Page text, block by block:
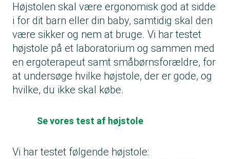
Højstolen skal være ergonomisk god at sidde
i for dit barn eller din baby, samtidig skal den
være sikker og nem at bruge. Vi har testet
højstole på et laboratorium og sammen med
en ergoterapeut samt småbørnsforældre, for
at undersøge hvilke højstole, der er gode, og
hvilke, du ikke skal købe.
Se vores test af højstole
Vi har testet følgende højstole: